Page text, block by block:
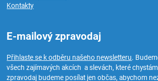
Kontakty
E-mailový zpravodaj
Přihlaste se k odběru našeho newsletteru.
všech zajímavých akcích a slevách, které
zpravodaj budeme posílat jen občas, abychom